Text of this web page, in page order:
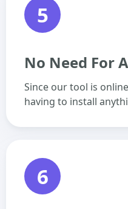
5
No Need For
Since our tool is
having to install
6